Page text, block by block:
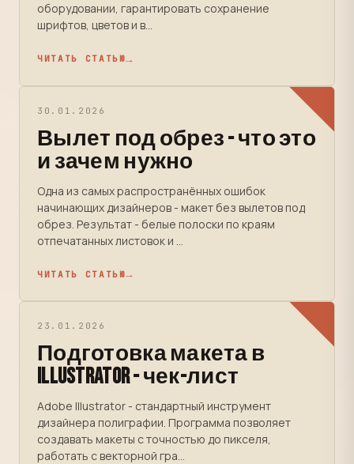
оборудовании, гарантировать сохранение
шрифтов, цветов и в...
ЧИТАТЬ СТАТЬЮ
30.01.2026
Вылет под обрез - что это
и зачем нужно
Одна из самых распространённых ошибок
начинающих дизайнеров - макет без вылетов под
обрез. Результат - белые полоски по краям
отпечатанных листовок и ...
ЧИТАТЬ СТАТЬЮ
23.01.2026
Подготовка макета в
Illustrator - чек-лист
Adobe Illustrator - стандартный инструмент
дизайнера полиграфии. Программа позволяет
создавать макеты с точностью до пикселя,
работать с векторной гра...